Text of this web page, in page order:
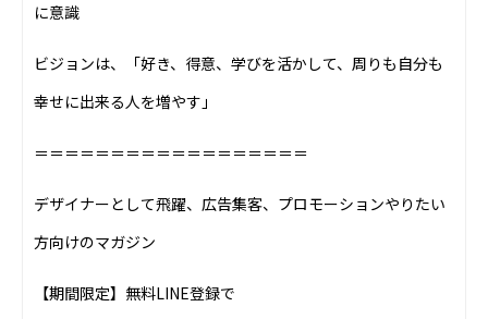
に意識
ビジョンは、「好き、得意、学びを活かして、周りも自分も
幸せに出来る人を増やす」
＝＝＝＝＝＝＝＝＝＝＝＝＝＝＝＝＝＝
デザイナーとして飛躍、広告集客、プロモーションやりたい
方向けのマガジン
【期間限定】無料LINE登録で